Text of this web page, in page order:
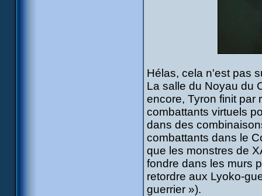
Hélas, cela n'est pas
La salle du Noyau du
encore, Tyron finit par
combattants virtuels
dans des
combattants dans le
que les monstres de
fondre dans les murs
retordre aux Lyoko-
guerrier »).